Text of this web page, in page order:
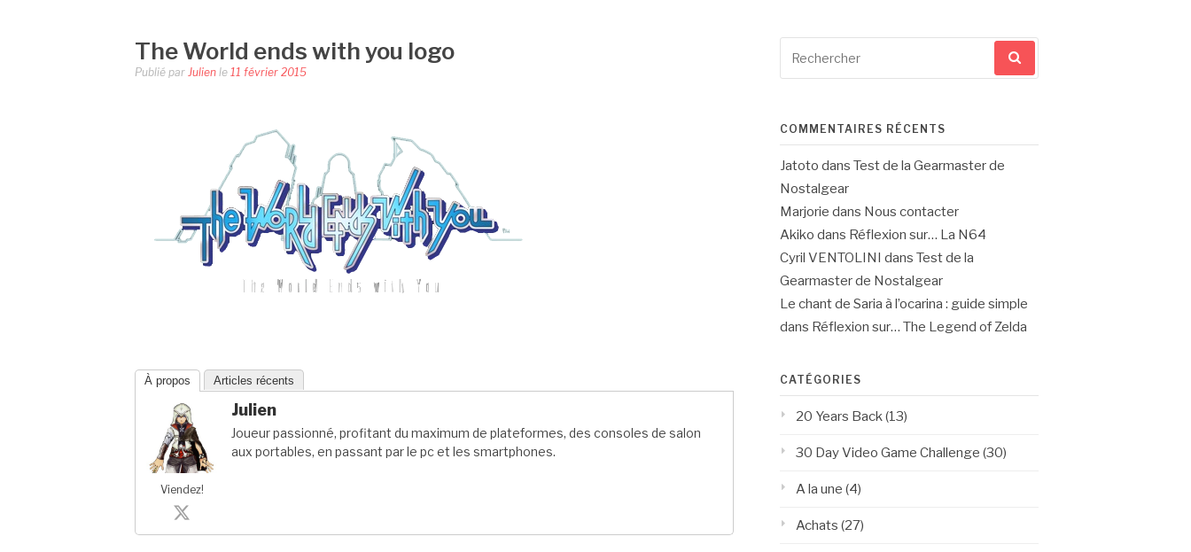
The World ends with you logo
Publié par Julien le 11 février 2015
À propos Articles récents
Viendez!
Julien
Joueur passionné, profitant du maximum de plateformes, des consoles de salon
aux portables, en passant par le pc et les smartphones.
pour
COMMENTAIRES RÉCENTS
Jatoto dans Test de la Gearmaster de
Nostalgear
Marjorie dans Nous contacter
Akiko dans Réflexion sur… La N64
Cyril VENTOLINI dans Test de la
Gearmaster de Nostalgear
Le chant de Saria à l’ocarina : guide simple
dans Réflexion sur… The Legend of Zelda
CATÉGORIES
20 Years Back (13)
30 Day Video Game Challenge (30)
A la une (4)
Achats (27)